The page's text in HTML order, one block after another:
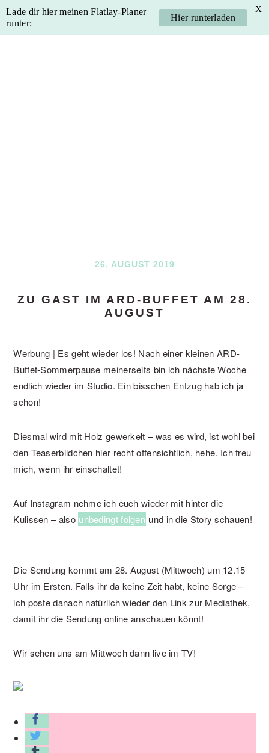
Skip
Skip
Skip
Skip
26. AUGUST 2019
ZU GAST IM ARD-BUFFET AM 28.
AUGUST
Werbung | Es geht wieder los! Nach einer kleinen ARD-
Buffet-Sommerpause meinerseits bin ich nächste Woche
endlich wieder im Studio. Ein bisschen Entzug hab ich ja
schon!
Diesmal wird mit Holz gewerkelt – was es wird, ist wohl bei
den Teaserbildchen hier recht offensichtlich, hehe. Ich freu
mich, wenn ihr einschaltet!
Auf Instagram nehme ich euch wieder mit hinter die
Kulissen – also unbedingt folgen und in die Story schauen!
Die Sendung kommt am 28. August (Mittwoch) um 12.15
Uhr im Ersten. Falls ihr da keine Zeit habt, keine Sorge –
ich poste danach natürlich wieder den Link zur Mediathek,
damit ihr die Sendung online anschauen könnt!
Wir sehen uns am Mittwoch dann live im TV!
Lade dir hier meinen Flatlay-Planer
runter:
Hier runterladen
X